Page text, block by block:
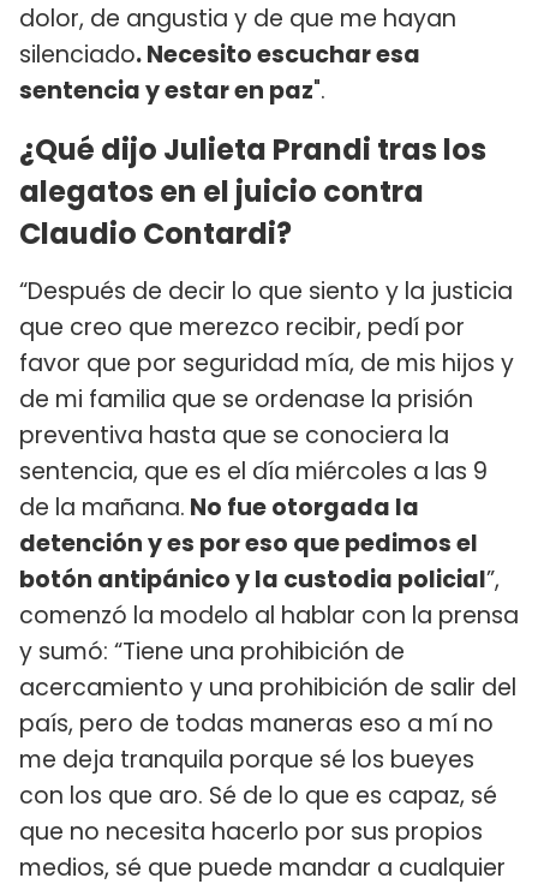
dolor, de angustia y de que me hayan
silenciado. Necesito escuchar esa
sentencia y estar en paz".
¿Qué dijo Julieta Prandi tras los
alegatos en el juicio contra
Claudio Contardi?
“Después de decir lo que siento y la justicia
que creo que merezco recibir, pedí por
favor que por seguridad mía, de mis hijos y
de mi familia que se ordenase la prisión
preventiva hasta que se conociera la
sentencia, que es el día miércoles a las 9
de la mañana. No fue otorgada la
detención y es por eso que pedimos el
botón antipánico y la custodia policial”,
comenzó la modelo al hablar con la prensa
y sumó: “Tiene una prohibición de
acercamiento y una prohibición de salir del
país, pero de todas maneras eso a mí no
me deja tranquila porque sé los bueyes
con los que aro. Sé de lo que es capaz, sé
que no necesita hacerlo por sus propios
medios, sé que puede mandar a cualquier